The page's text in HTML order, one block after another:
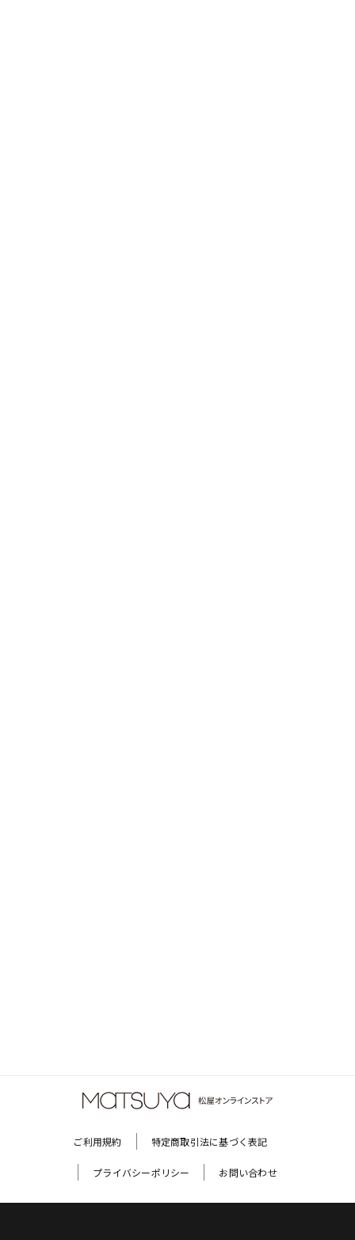
ご利用規約 特定商取引法に基づく表記
プライバシーポリシー お問い合わせ